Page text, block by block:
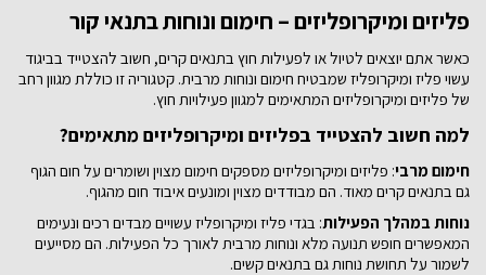
המוצר
המוצר
פליזים ומיקרופליזים – חימום ונוחות בתנאי קור
כאשר אתם יוצאים לטיול או לפעילות חוץ בתנאים קרים, חשוב להצטייד בביגוד
עשוי פליז ומיקרופליז שמבטיח חימום ונוחות מרבית. קטגוריה זו כוללת מגוון רחב
של פליזים ומיקרופליזים המתאימים למגוון פעילויות חוץ.
למה חשוב להצטייד בפליזים ומיקרופליזים מתאימים?
חימום מרבי: פליזים ומיקרופליזים מספקים חימום מצוין ושומרים על חום הגוף
גם בתנאים קרים מאוד. הם מבודדים מצוין ומונעים איבוד חום מהגוף.
נוחות במהלך הפעילות: בגדי פליז ומיקרופליז עשויים מבדים רכים ונעימים
המאפשרים חופש תנועה מלא ונוחות מרבית לאורך כל הפעילות. הם מסייעים
לשמור על תחושת נוחות גם בתנאים קשים.